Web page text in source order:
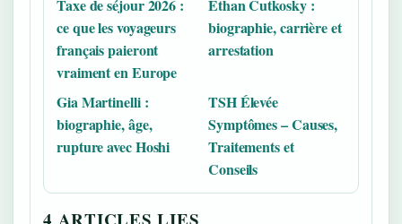
Taxe de séjour 2026 :
ce que les voyageurs
français paieront
vraiment en Europe
Ethan Cutkosky :
biographie, carrière et
arrestation
Gia Martinelli :
biographie, âge,
rupture avec Hoshi
TSH Élevée
Symptômes – Causes,
Traitements et
Conseils
4 ARTICLES LIES